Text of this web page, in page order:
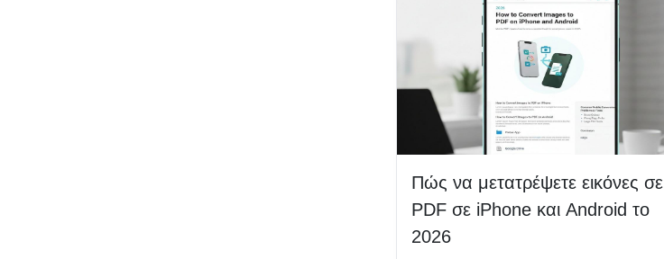
Πώς να μετατρέψετε εικόνες σε
PDF σε iPhone και Android το
2026